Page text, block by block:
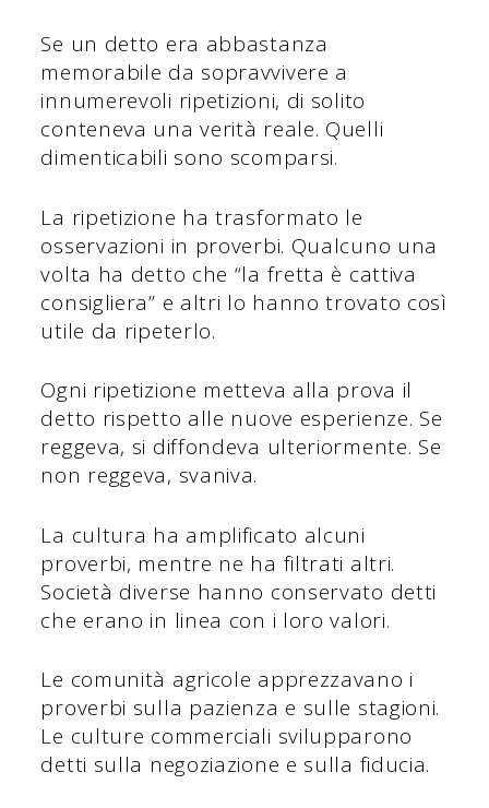
Se un detto era abbastanza
memorabile da sopravvivere a
innumerevoli ripetizioni, di solito
conteneva una verità reale. Quelli
dimenticabili sono scomparsi.
La ripetizione ha trasformato le
osservazioni in proverbi. Qualcuno una
volta ha detto che “la fretta è cattiva
consigliera” e altri lo hanno trovato così
utile da ripeterlo.
Ogni ripetizione metteva alla prova il
detto rispetto alle nuove esperienze. Se
reggeva, si diffondeva ulteriormente. Se
non reggeva, svaniva.
La cultura ha amplificato alcuni
proverbi, mentre ne ha filtrati altri.
Società diverse hanno conservato detti
che erano in linea con i loro valori.
Le comunità agricole apprezzavano i
proverbi sulla pazienza e sulle stagioni.
Le culture commerciali svilupparono
detti sulla negoziazione e sulla fiducia.